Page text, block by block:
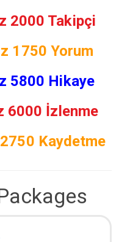
2000 Takipçi
1750 Yorum
5800 Hikaye
6000 İzlenme
2750 Kaydetme